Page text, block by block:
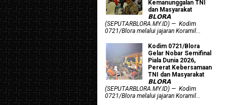
Kemanunggalan TNI
dan Masyarakat
𝗕𝗟𝗢𝗥𝗔
(SEPUTARBLORA.MY.ID) — Kodim
0721/Blora melalui jajaran Koramil...
Kodim 0721/Blora
Gelar Nobar Semifinal
Piala Dunia 2026,
Pererat Kebersamaan
TNI dan Masyarakat
𝗕𝗟𝗢𝗥𝗔
(SEPUTARBLORA.MY.ID) — Kodim
0721/Blora melalui jajaran Koramil...